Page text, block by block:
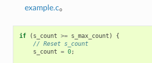
example.c。
if ( s_count >= s_max_count )
{
// Reset s_count
s_count = 0;